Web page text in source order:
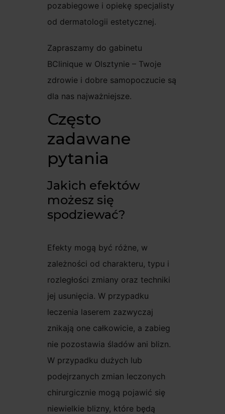
pozabiegowe i opiekę specjalisty
od dermatologii estetycznej.
Zapraszamy do gabinetu
BClinique w Olsztynie – Twoje
zdrowie i dobre samopoczucie są
dla nas najważniejsze.
Często
zadawane
pytania
Jakich efektów
możesz się
spodziewać?
Efekty mogą być różne, w
zależności od charakteru, typu i
rozległości zmiany oraz techniki
jej usunięcia. W przypadku
leczenia laserem zazwyczaj
znikają one całkowicie, a zabieg
nie pozostawia śladów ani blizn.
W przypadku dużych lub
podejrzanych zmian leczonych
chirurgicznie mogą pojawić się
niewielkie blizny, które będą